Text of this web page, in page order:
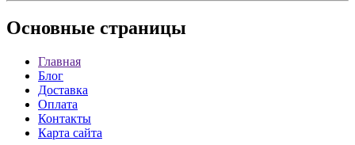
Основные страницы
Главная
Блог
Доставка
Оплата
Контакты
Карта сайта